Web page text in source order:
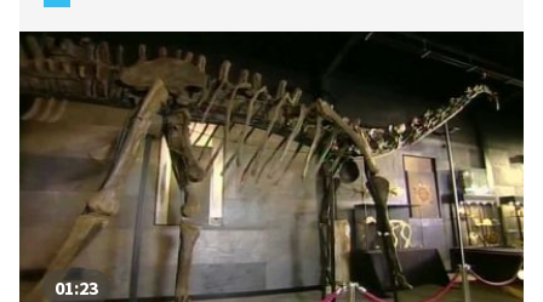
na nějaký narazili i vy, a jak probíhá zkoumání kostí?
01:23